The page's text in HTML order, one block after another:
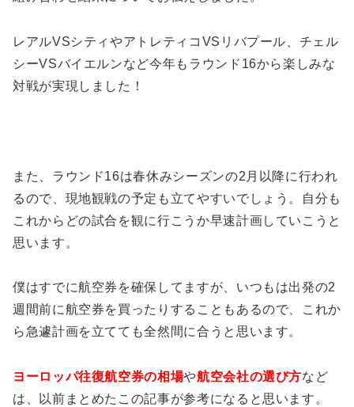
レアルVSシティやアトレティコVSリバプール、チェル
シーVSバイエルンなど今年もラウンド16から楽しみな
対戦が実現しました！
また、ラウンド16は春休みシーズンの2月以降に行われ
るので、現地観戦の予定も立てやすいでしょう。自分も
これからどの試合を観に行こうか早速計画していこうと
思います。
僕はすでに航空券を確保してますが、いつもは出発の2
週間前に航空券を買ったりすることもあるので、これか
ら急遽計画を立てても全然間に合うと思います。
ヨーロッパ往復航空券の相場や航空会社の選び方など
は、以前まとめたこの記事が参考になると思います。